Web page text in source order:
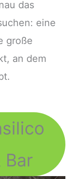
das
eine
große
an dem
Bar